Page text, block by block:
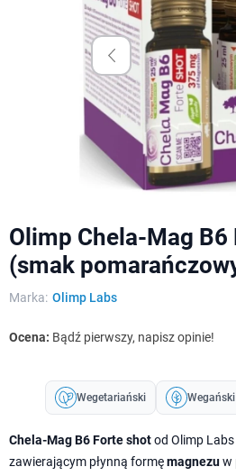
Olimp Chela-Mag
(smak
Marka: Olimp Labs
Ocena: Bądź pierwszy, napisz opinie!
Wegetariański Wegański
Chela-Mag B6 Forte shotod Olimp
zawierającym płynną formęmagnezuw